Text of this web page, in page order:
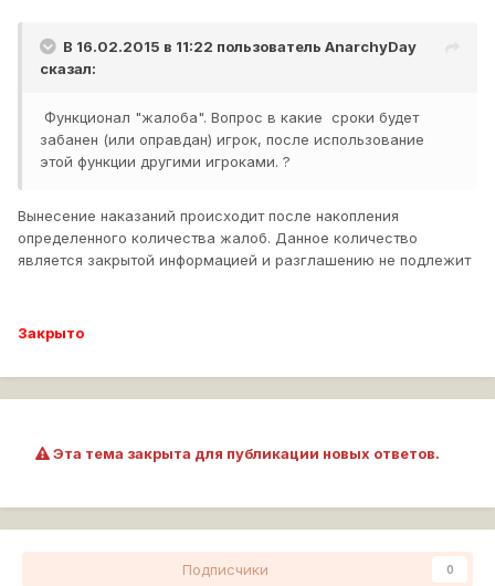
В 16.02.2015 в 11:22 пользователь AnarchyDay
сказал:
Функционал "жалоба". Вопрос в какие сроки будет
забанен (или оправдан) игрок, после использование
этой функции другими игроками. ?
Вынесение наказаний происходит после накопления
определенного количества жалоб. Данное количество
является закрытой информацией и разглашению не подлежит
Закрыто
Эта тема закрыта для публикации новых ответов.
Подписчики 0